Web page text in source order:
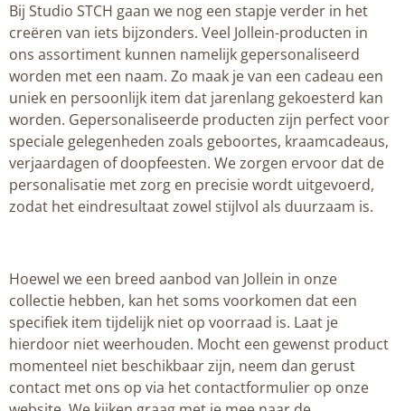
Bij Studio STCH gaan we nog een stapje verder in het
creëren van iets bijzonders. Veel Jollein-producten in
ons assortiment kunnen namelijk gepersonaliseerd
worden met een naam. Zo maak je van een cadeau een
uniek en persoonlijk item dat jarenlang gekoesterd kan
worden. Gepersonaliseerde producten zijn perfect voor
speciale gelegenheden zoals geboortes, kraamcadeaus,
verjaardagen of doopfeesten. We zorgen ervoor dat de
personalisatie met zorg en precisie wordt uitgevoerd,
zodat het eindresultaat zowel stijlvol als duurzaam is.
Hoewel we een breed aanbod van Jollein in onze
collectie hebben, kan het soms voorkomen dat een
specifiek item tijdelijk niet op voorraad is. Laat je
hierdoor niet weerhouden. Mocht een gewenst product
momenteel niet beschikbaar zijn, neem dan gerust
contact met ons op via het contactformulier op onze